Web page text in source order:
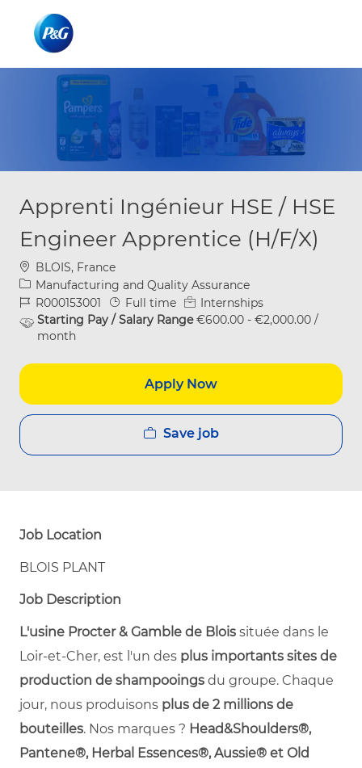
Apprenti Ingénieur HSE / HSE
Engineer Apprentice (H/F/X)
Location
BLOIS, France
Category
Manufacturing and Quality Assurance
Job IdR000153001 Job Type
Full time
Internships
Starting Pay / Salary Range€600.00 - €2,000.00 /
month
Apply Now
Save job
Job Location
BLOIS PLANT
Job Description
L'usine Procter & Gamble de Blois située dans le
Loir-et-Cher, est l'un des plus importants sites de
production de shampooings du groupe. Chaque
jour, nous produisons plus de 2 millions de
bouteilles. Nos marques ? Head&Shoulders®,
Pantene®, Herbal Essences®, Aussie® et Old